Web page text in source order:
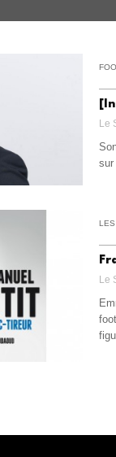
Le
sur
LES
Le